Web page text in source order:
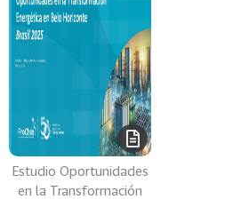
Estudio Oportunidades
en la Transformación